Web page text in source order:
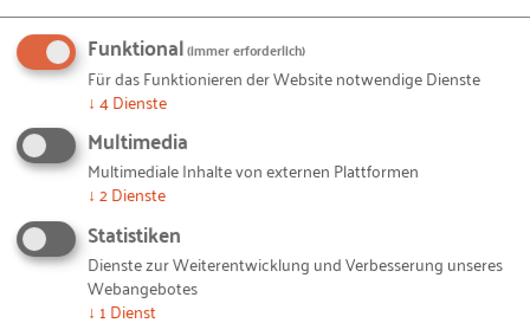
Ich akzeptiere dieNutzungsbedingungen
Ja, ich stimme zu, dass das RKW
Kompetenzzentrum meine persönlichen Daten
zum oben genannten Zweck sowie zur Erzeugung
eines kostenlosen Nutzerkontos verwendet. Meine
Einwilligung ist freiwillig und kann jederzeit mit
Wirkung für die Zukunft per Mail an
widerruf@rkw.de
ich dieDatenschutzerklärung
Funktional(immer erforderlich)
Für das Funktionieren der Website notwendige Dienste
↓ 4Dienste
Multimedia
Multimediale Inhalte von externen Plattformen
↓ 2Dienste
Statistiken
Dienste zur Weiterentwicklung und Verbesserung unseres
Webangebotes
↓ 1 Dienst